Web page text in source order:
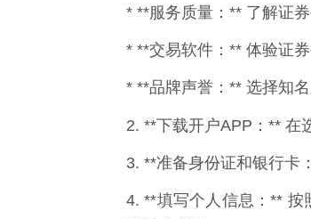
* **服务质量：** 了解证
* **交易软件：** 体验证
* **品牌声誉：** 选择知
2. **下载开户APP：** 在
3. **准备身份证和银行卡
4. **填写个人信息：** 按